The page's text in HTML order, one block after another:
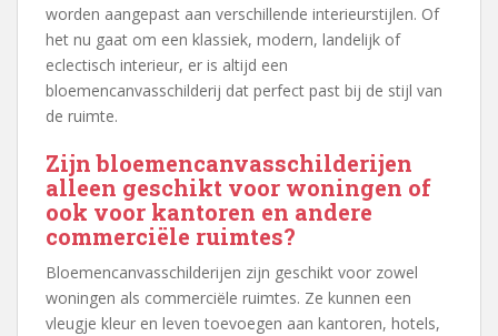
worden aangepast aan verschillende interieurstijlen. Of
het nu gaat om een klassiek, modern, landelijk of
eclectisch interieur, er is altijd een
bloemencanvasschilderij dat perfect past bij de stijl van
de ruimte.
Zijn bloemencanvasschilderijen
alleen geschikt voor woningen of
ook voor kantoren en andere
commerciële ruimtes?
Bloemencanvasschilderijen zijn geschikt voor zowel
woningen als commerciële ruimtes. Ze kunnen een
vleugje kleur en leven toevoegen aan kantoren, hotels,